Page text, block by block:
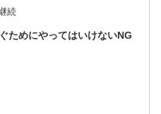
続
ためにやってはいけないNG